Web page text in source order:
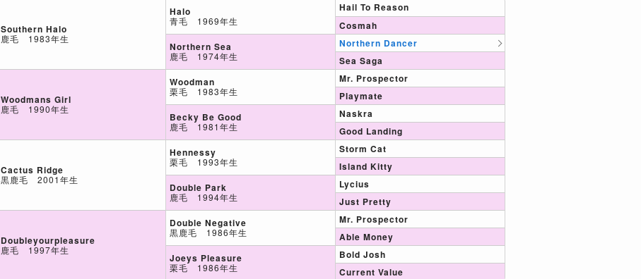
Southern Halo
鹿毛 1983年生
Woodmans Girl
鹿毛 1990年生
Cactus Ridge
黒鹿毛 2001年生
Doubleyourpleasure
鹿毛 1997年生
Halo
青毛 1969年生
Northern Sea
鹿毛 1974年生
Woodman
栗毛 1983年生
Becky Be Good
鹿毛 1981年生
Hennessy
栗毛 1993年生
Double Park
鹿毛 1994年生
Double Negative
黒鹿毛 1986年生
Joeys Pleasure
栗毛 1986年生
Hail To Reason
Cosmah
Northern Dancer
Sea Saga
Mr. Prospector
Playmate
Naskra
Good Landing
Storm Cat
Island Kitty
Lycius
Just Pretty
Mr. Prospector
Able Money
Bold Josh
Current Value